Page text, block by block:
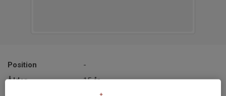
Position
-
Ålder
15 år